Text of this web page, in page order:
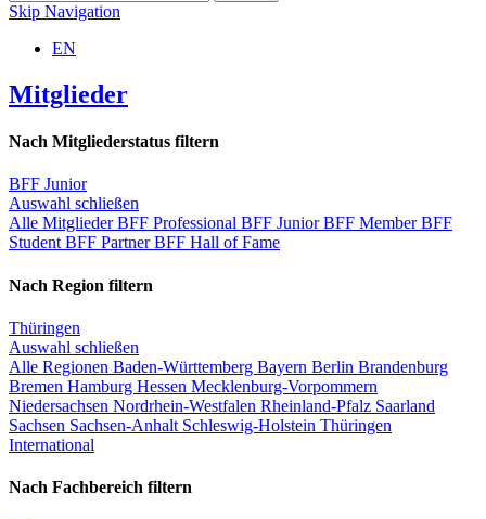
Skip Navigation
EN
Mitglieder
Nach Mitgliederstatus filtern
BFF Junior
Auswahl schließen
Alle MitgliederBFF Professional BFF JuniorBFF MemberBFF
Student BFF PartnerBFF Hall of Fame
Nach Region filtern
Thüringen
Auswahl schließen
Alle Regionen Baden-Württemberg Bayern Berlin Brandenburg
Bremen Hamburg Hessen Mecklenburg-Vorpommern
Niedersachsen Nordrhein-Westfalen Rheinland-Pfalz Saarland
Sachsen Sachsen-Anhalt Schleswig-Holstein Thüringen
International
Nach Fachbereich filtern